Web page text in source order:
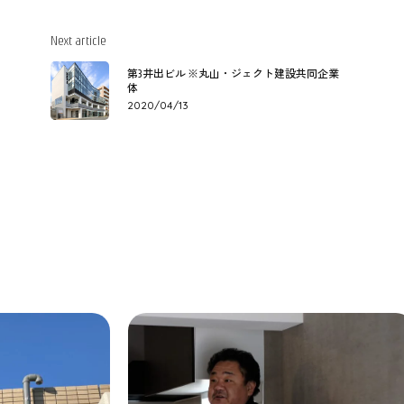
Next article
第3井出ビル ※丸山・ジェクト建設共同企業
体
2020/04/13